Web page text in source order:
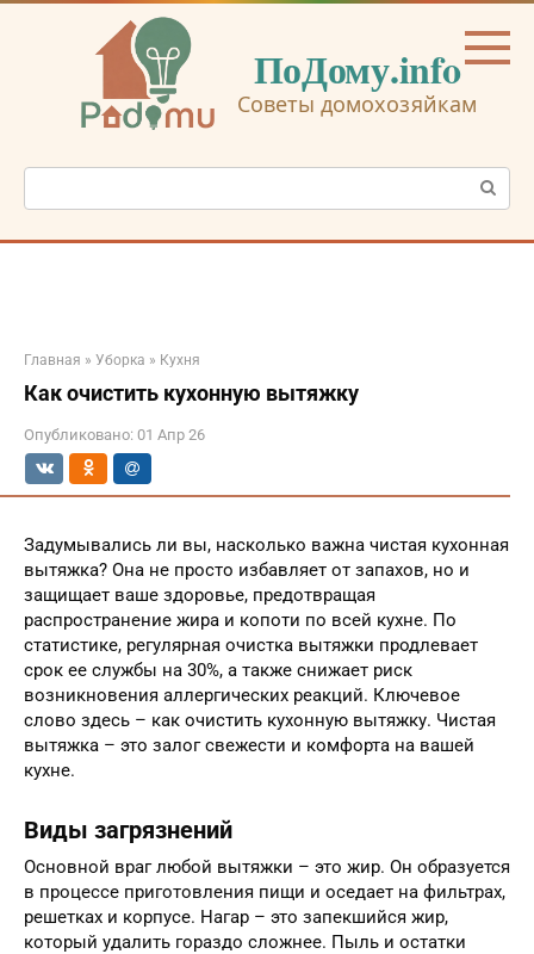
Перейти
ПоДому.info
Советы домохозяйкам
Поиск:
Главная » Уборка » Кухня
Как очистить кухонную вытяжку
Опубликовано: 01 Апр 26
Задумывались ли вы, насколько важна чистая кухонная
вытяжка? Она не просто избавляет от запахов, но и
защищает ваше здоровье, предотвращая
распространение жира и копоти по всей кухне. По
статистике, регулярная очистка вытяжки продлевает
срок ее службы на 30%, а также снижает риск
возникновения аллергических реакций. Ключевое
слово здесь – как очистить кухонную вытяжку. Чистая
вытяжка – это залог свежести и комфорта на вашей
кухне.
Виды загрязнений
Основной враг любой вытяжки – это жир. Он образуется
в процессе приготовления пищи и оседает на фильтрах,
решетках и корпусе. Нагар – это запекшийся жир,
который удалить гораздо сложнее. Пыль и остатки